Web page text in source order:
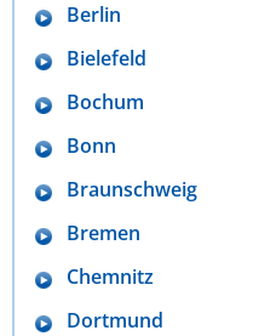
Berlin
Bielefeld
Bochum
Bonn
Braunschweig
Bremen
Chemnitz
Dortmund